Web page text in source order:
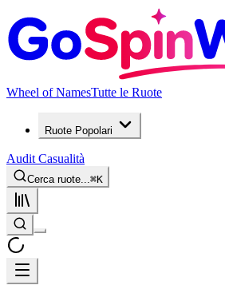
Wheel of NamesTutte le Ruote
Ruote Popolari
Audit Casualità
Cerca ruote... ⌘K